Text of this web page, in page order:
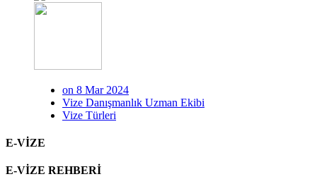
on 8 Mar 2024
Vize Danışmanlık Uzman Ekibi
Vize Türleri
E-VİZE
E-VİZE REHBERİ